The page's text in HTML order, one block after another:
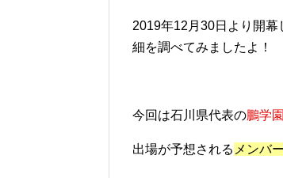
2019年12月30日より開
細を調べてみましたよ！
今回は石川県代表の鵬学
出場が予想される メンバー